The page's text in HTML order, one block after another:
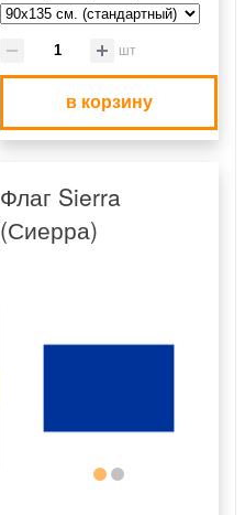
шт
в корзину
Флаг Sierra
(Сиерра)